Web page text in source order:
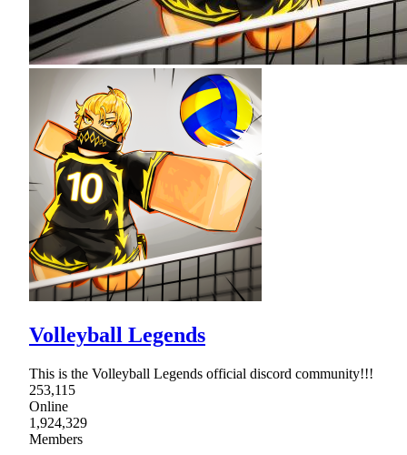
Volleyball Legends
This is the Volleyball Legends official discord community!!!
253,115
Online
1,924,329
Members